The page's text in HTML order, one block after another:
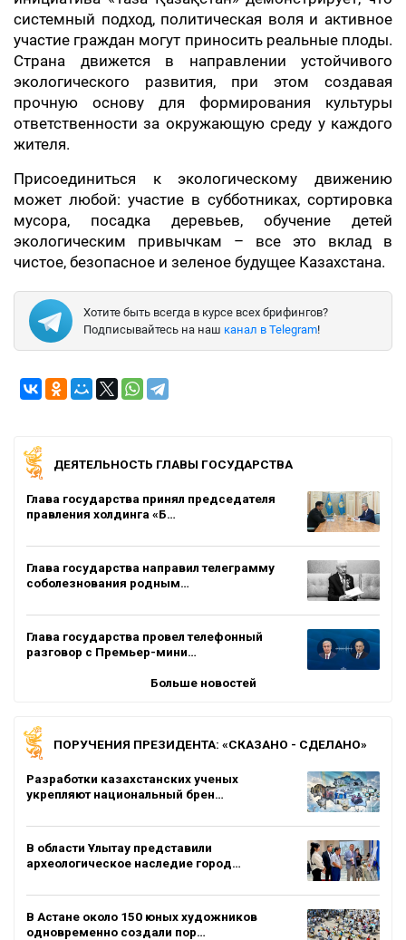
системный подход, политическая воля и активное
участие граждан могут приносить реальные плоды.
Страна движется в направлении устойчивого
экологического развития, при этом создавая
прочную основу для формирования культуры
ответственности за окружающую среду у каждого
жителя.
Присоединиться к экологическому движению
может любой: участие в субботниках, сортировка
мусора, посадка деревьев, обучение детей
экологическим привычкам – все это вклад в
чистое, безопасное и зеленое будущее Казахстана.
Хотите быть всегда в курсе всех брифингов?
Подписывайтесь на наш канал в Telegram!
ДЕЯТЕЛЬНОСТЬ ГЛАВЫ ГОСУДАРСТВА
Глава государства принял председателя
правления холдинга «Б…
Глава государства направил телеграмму
соболезнования родным…
Глава государства провел телефонный
разговор с Премьер-мини…
Больше новостей
ПОРУЧЕНИЯ ПРЕЗИДЕНТА: «СКАЗАНО - СДЕЛАНО»
Разработки казахстанских ученых
укрепляют национальный брен…
В области Ұлытау представили
археологическое наследие город…
В Астане около 150 юных художников
одновременно создали пор…